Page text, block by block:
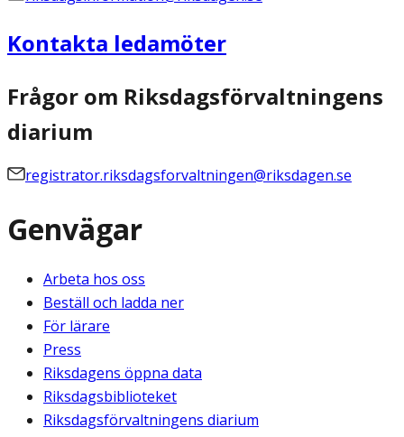
Kontakta ledamöter
Frågor om Riksdagsförvaltningens
diarium
registrator.riksdagsforvaltningen@riksdagen.se
Genvägar
Arbeta hos oss
Beställ och ladda ner
För lärare
Press
Riksdagens öppna data
Riksdagsbiblioteket
Riksdagsförvaltningens diarium